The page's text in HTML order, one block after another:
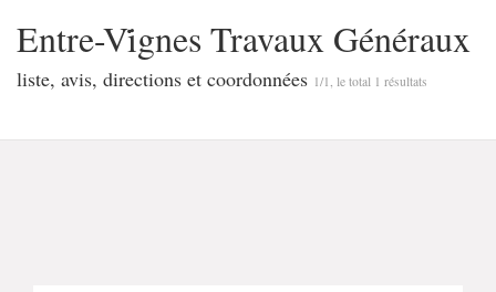
Entre-Vi̇̇gnes Travaux Généraux
liste, avis, directions et coordonnées 1/1, le total 1 résultats